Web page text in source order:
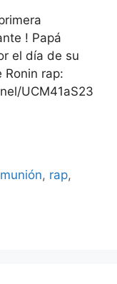
! Papá
el día de su
Ronin rap:
UCM41aS23
, rap,